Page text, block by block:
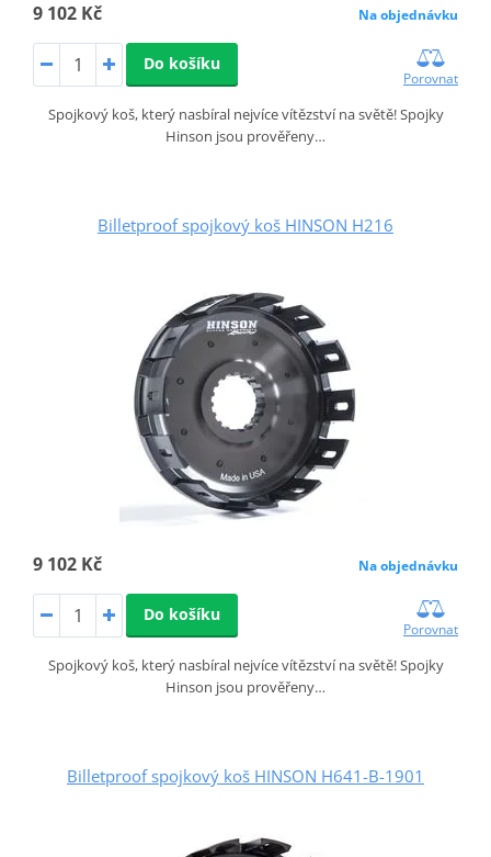
9 102 Kč Na objednávku
Do košíku
Porovnat
Spojkový koš, který nasbíral nejvíce vítězství na světě! Spojky
Hinson jsou prověřeny…
Billetproof spojkový koš HINSON H216
9 102 Kč Na objednávku
Do košíku
Porovnat
Spojkový koš, který nasbíral nejvíce vítězství na světě! Spojky
Hinson jsou prověřeny…
Billetproof spojkový koš HINSON H641-B-1901